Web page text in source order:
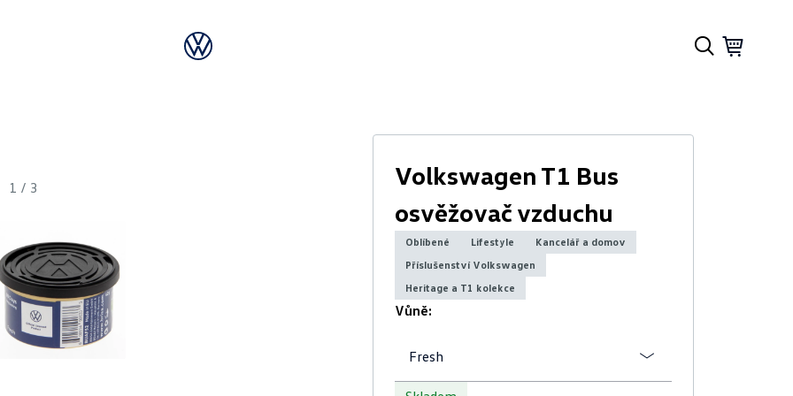
1 / 3
Volkswagen T1 Bus
osvěžovač vzduchu
Oblíbené Lifestyle
Kancelář a domov
Příslušenství Volkswagen
Heritage a T1 kolekce
Vůně:
Fresh